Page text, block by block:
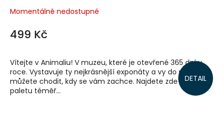
Momentálně nedostupné
499 Kč
DETAIL
Vítejte v Animaliu! V muzeu, které je otevřené 365 dní v
roce. Vystavuje ty nejkrásnější exponáty a vy do něj
můžete chodit, kdy se vám zachce. Najdete zde pestrou
paletu téměř...